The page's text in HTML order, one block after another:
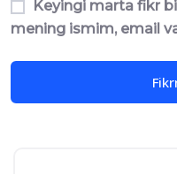
Keyingi marta fikr
mening ismim, email